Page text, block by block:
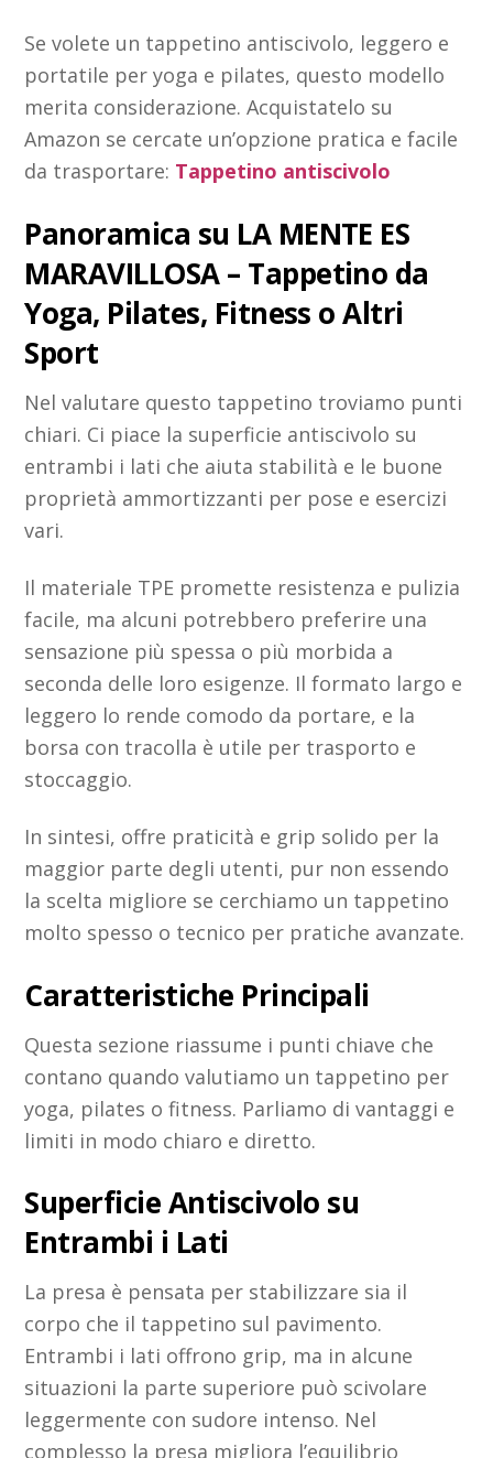
Se volete un tappetino antiscivolo, leggero e
portatile per yoga e pilates, questo modello
merita considerazione. Acquistatelo su
Amazon se cercate un’opzione pratica e facile
da trasportare: Tappetino antiscivolo
Panoramica su LA MENTE ES
MARAVILLOSA – Tappetino da
Yoga, Pilates, Fitness o Altri
Sport
Nel valutare questo tappetino troviamo punti
chiari. Ci piace la superficie antiscivolo su
entrambi i lati che aiuta stabilità e le buone
proprietà ammortizzanti per pose e esercizi
vari.
Il materiale TPE promette resistenza e pulizia
facile, ma alcuni potrebbero preferire una
sensazione più spessa o più morbida a
seconda delle loro esigenze. Il formato largo e
leggero lo rende comodo da portare, e la
borsa con tracolla è utile per trasporto e
stoccaggio.
In sintesi, offre praticità e grip solido per la
maggior parte degli utenti, pur non essendo
la scelta migliore se cerchiamo un tappetino
molto spesso o tecnico per pratiche avanzate.
Caratteristiche Principali
Questa sezione riassume i punti chiave che
contano quando valutiamo un tappetino per
yoga, pilates o fitness. Parliamo di vantaggi e
limiti in modo chiaro e diretto.
Superficie Antiscivolo su
Entrambi i Lati
La presa è pensata per stabilizzare sia il
corpo che il tappetino sul pavimento.
Entrambi i lati offrono grip, ma in alcune
situazioni la parte superiore può scivolare
leggermente con sudore intenso. Nel
complesso la presa migliora l’equilibrio